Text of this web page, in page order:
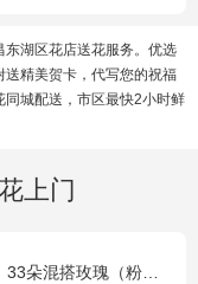
湖区花店送花服务。优选
精美贺卡，代写您的祝福
城配送，市区最快2小时鲜
上门
33朵混搭玫瑰（粉玫瑰+香槟玫瑰），白色满天星环绕